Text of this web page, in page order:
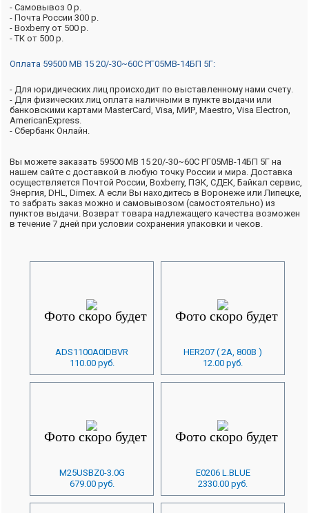
- Самовывоз 0 р.
- Почта России 300 р.
- Boxberry от 500 р.
- ТК от 500 р.
Оплата 59500 МВ 15 20/-30~60C РГ05МВ-14БП 5Г:
- Для юридических лиц происходит по выставленному нами счету.
- Для физических лиц оплата наличными в пункте выдачи или
банковскими картами MasterCard, Visa, МИР, Maestro, Visa Electron,
AmericanExpress.
- Сбербанк Онлайн.
Вы можете заказать 59500 МВ 15 20/-30~60C РГ05МВ-14БП 5Г на
нашем сайте с доставкой в любую точку России и мира. Доставка
осуществляется Почтой России, Boxberry, ПЭК, СДЕК, Байкал сервис,
Энергия, DHL, Dimex. А если Вы находитесь в Воронеже или Липецке,
то забрать заказ можно и самовывозом (самостоятельно) из
пунктов выдачи. Возврат товара надлежащего качества возможен
в течение 7 дней при условии сохранения упаковки и чеков.
ADS1100A0IDBVR
110.00 руб.
HER207 ( 2А, 800В )
12.00 руб.
M25USBZ0-3.0G
679.00 руб.
E0206 L.BLUE
2330.00 руб.